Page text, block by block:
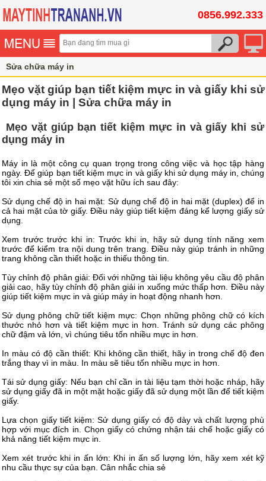
0856.992.333
Sửa chữa máy in
Mẹo vặt giúp bạn tiết kiệm mực in và giấy khi sử
dụng máy in | Sửa chữa máy in
Mẹo vặt giúp bạn tiết kiệm mực in và giấy khi sử
dụng máy in
Máy in là một công cụ quan trọng trong công việc và học tập hàng
ngày. Để giúp bạn tiết kiệm mực in và giấy khi sử dụng máy in, chúng
tôi xin chia sẻ một số mẹo vặt hữu ích sau đây:
Sử dụng chế độ in hai mặt: Sử dụng chế độ in hai mặt (duplex) để in
cả hai mặt của tờ giấy. Điều này giúp tiết kiệm đáng kể lượng giấy sử
dụng.
Xem trước trước khi in: Trước khi in, hãy sử dụng tính năng xem
trước để kiểm tra nội dung trên trang. Điều này giúp tránh in những
trang không cần thiết hoặc in thiếu thông tin.
Tùy chỉnh độ phân giải: Đối với những tài liệu không yêu cầu độ phân
giải cao, hãy tùy chỉnh độ phân giải in xuống mức thấp hơn. Điều này
giúp tiết kiệm mực in và giúp máy in hoạt động nhanh hơn.
Sử dụng phông chữ tiết kiệm mực: Chọn những phông chữ có kích
thước nhỏ hơn và tiết kiệm mực in hơn. Tránh sử dụng các phông
chữ đậm và lớn, vì chúng tiêu tốn nhiều mực in hơn.
In màu có độ cần thiết: Khi không cần thiết, hãy in trong chế độ đen
trắng thay vì in màu. In màu sẽ tiêu tốn nhiều mực in hơn.
Tái sử dụng giấy: Nếu bạn chỉ cần in tài liệu tạm thời hoặc nháp, hãy
sử dụng giấy đã in một mặt hoặc giấy đã sử dụng một lần để tiết kiệm
giấy.
Lựa chọn giấy tiết kiệm: Sử dụng giấy có độ dày và chất lượng phù
hợp với mục đích in. Chọn giấy có chứng nhận tái chế hoặc giấy có
khả năng tiết kiệm mực in.
Xem xét trước khi in ấn lớn: Khi in ấn số lượng lớn, hãy xem xét kỹ
nhu cầu thực sự của bạn. Cân nhắc chia sẻ